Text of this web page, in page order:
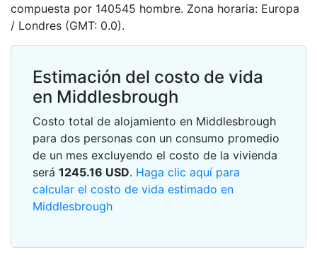
compuesta por 140545 hombre. Zona horaria: Europa
/ Londres (GMT: 0.0).
Estimación del costo de vida
en Middlesbrough
Costo total de alojamiento en Middlesbrough
para dos personas con un consumo promedio
de un mes excluyendo el costo de la vivienda
será 1245.16 USD. Haga clic aquí para
calcular el costo de vida estimado en
Middlesbrough